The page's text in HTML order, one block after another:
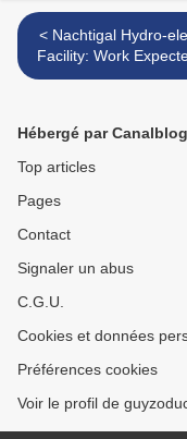
< Nachtigal Hydro-electric
Facility: Work
Begin By Mid
Hébergé par Canalblog
Top articles
Pages
Contact
Signaler un abus
C.G.U.
Cookies et données
Préférences cookies
Voir le profil de